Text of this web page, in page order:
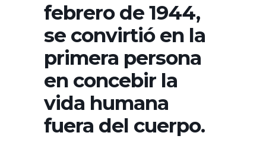
febrero de 1944,
se convirtió en la
primera persona
en concebir la
vida humana
fuera del cuerpo.